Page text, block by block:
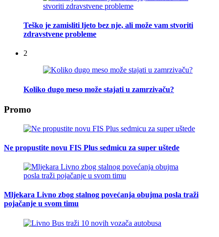
Teško je zamisliti ljeto bez nje, ali može vam stvoriti
zdravstvene probleme
2
Koliko dugo meso može stajati u zamrzivaču?
Promo
Ne propustite novu FIS Plus sedmicu za super uštede
Mljekara Livno zbog stalnog povećanja obujma posla traži
pojačanje u svom timu